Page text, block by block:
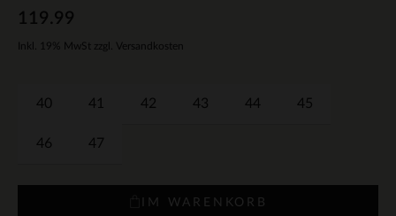
119.99
Inkl. 19% MwSt zzgl. Versandkosten
40 41 42 43 44 45
46 47
IM WARENKORB